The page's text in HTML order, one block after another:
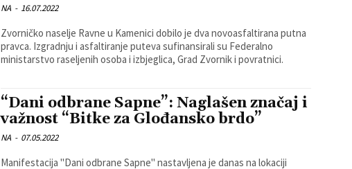
NA - 16.07.2022
Zvorničko naselje Ravne u Kamenici dobilo je dva novoasfaltirana putna
pravca. Izgradnju i asfaltiranje puteva sufinansirali su Federalno
ministarstvo raseljenih osoba i izbjeglica, Grad Zvornik i povratnici.
“Dani odbrane Sapne”: Naglašen značaj i
važnost “Bitke za Glođansko brdo”
NA - 07.05.2022
Manifestacija "Dani odbrane Sapne" nastavljena je danas na lokaciji